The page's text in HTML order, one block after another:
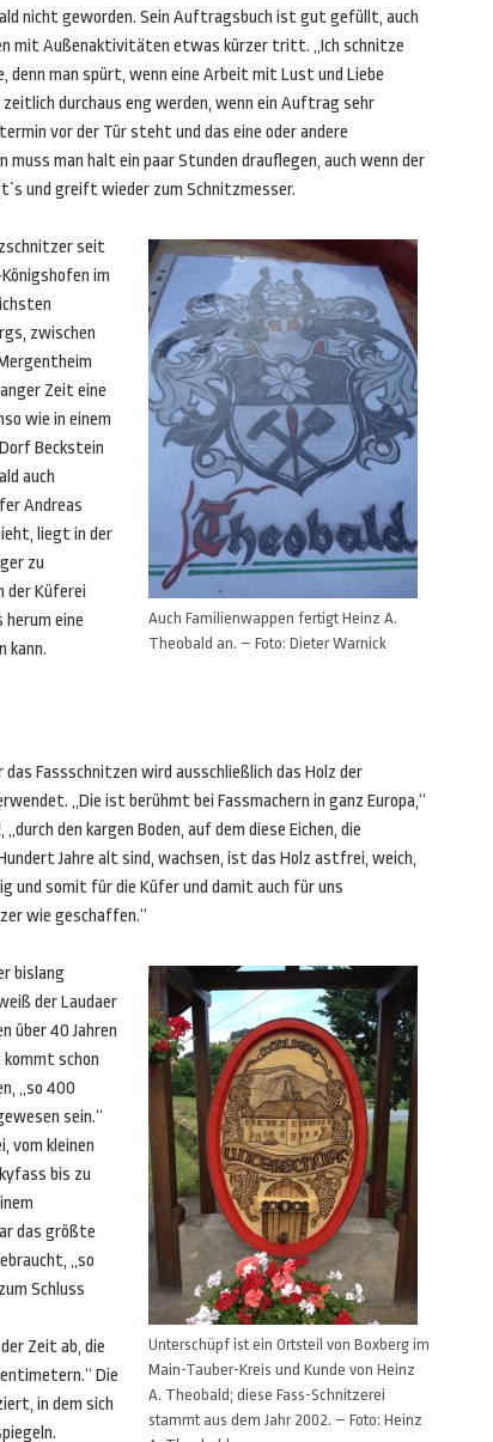
nicht geworden. Sein Auftragsbuch ist gut gefüllt, auch
mit Außenaktivitäten etwas kürzer tritt. „Ich schnitze
denn man spürt, wenn eine Arbeit mit Lust und Liebe
durchaus eng werden, wenn ein Auftrag sehr
vor der Tür steht und das eine oder andere
muss man halt ein paar Stunden drauflegen, auch wenn der
und greift wieder zum Schnitzmesser.
Auch Familienwappen fertigt Heinz A.
Theobald an. – Foto: Dieter Warnick
seit
im
zwischen
Zeit eine
wie in einem
Beckstein
auch
Andreas
liegt in der
zu
der Küferei
herum eine
kann.
das Fassschnitzen wird ausschließlich das Holz der
„Die ist berühmt bei Fassmachern in ganz Europa,“
den kargen Boden, auf dem diese Eichen, die
Jahre alt sind, wachsen, ist das Holz astfrei, weich,
und somit für die Küfer und damit auch für uns
wie geschaffen.“
Unterschüpf ist ein Ortsteil von Boxberg im
Main-Tauber-Kreis und Kunde von Heinz
A. Theobald; diese Fass-Schnitzerei
stammt aus dem Jahr 2002. – Foto: Heinz
bislang
der Laudaer
über 40 Jahren
schon
„so 400
sein.“
vom kleinen
bis zu
das größte
„so
Schluss
Zeit ab, die
Die
in dem sich